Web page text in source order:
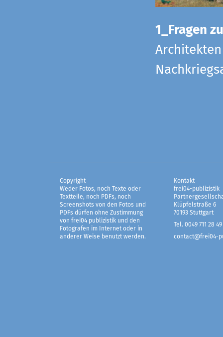
1_Fragen
Copyright
Weder Fotos, noch Texte oder
Textteile, noch PDFs, noch
Screenshots von den Fotos und
PDFs dürfen ohne Zustimmung
von frei04 publizistik und den
Fotografen im Internet oder in
anderer Weise benutzt werden.
Kontakt
frei04-publizistik
Klüpfelstraße 6
70193 Stuttgart
Tel. 0049 711 28 49
contact@frei04-